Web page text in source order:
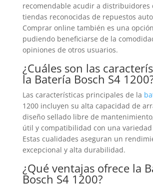
recomendable acudir a distribuidores
tiendas reconocidas de repuestos
Comprar online también es una
pudiendo beneficiarse de la
opiniones de otros usuarios.
¿Cuáles son las
la Batería Bosch S4
Las características principales de la
1200 incluyen su alta capacidad de
diseño sellado libre de
útil y compatibilidad con una
Estas cualidades aseguran un
excepcional y alta durabilidad.
¿Qué ventajas ofrece la
Bosch S4 1200?